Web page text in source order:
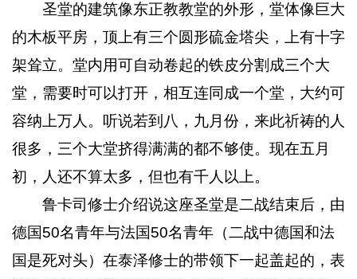
圣堂的建筑像东正教教堂的外形，堂体像巨大
的木板平房，顶上有三个圆形硫金塔尖，上有十字
架耸立。堂内用可自动卷起的铁皮分割成三个大
堂，需要时可以打开，相互连同成一个堂，大约可
容纳上万人。听说若到八，九月份，来此祈祷的人
很多，三个大堂挤得满满的都不够使。现在五月
初，人还不算太多，但也有千人以上。
鲁卡司修士介绍说这座圣堂是二战结束后，由
德国50名青年与法国50名青年（二战中德国和法
国是死对头）在泰泽修士的带领下一起盖起的，表